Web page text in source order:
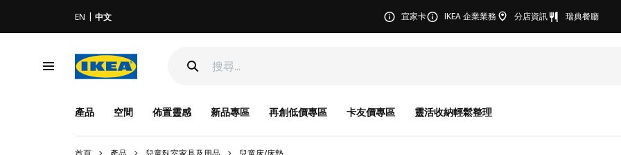
EN 中文 宜家卡 IKEA 企業業務 分店資訊 瑞典餐廳
產品 空間 佈置靈感 新品專區 再創低價專區 卡友價專區 靈活收納輕鬆整理